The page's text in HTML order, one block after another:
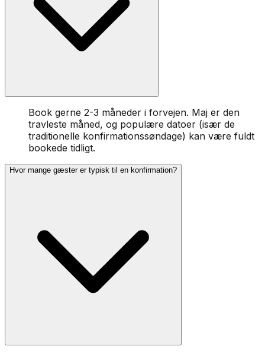
Book gerne 2-3 måneder i forvejen. Maj er den
travleste måned, og populære datoer (især de
traditionelle konfirmationssøndage) kan være fuldt
bookede tidligt.
Hvor mange gæster er typisk til en konfirmation?